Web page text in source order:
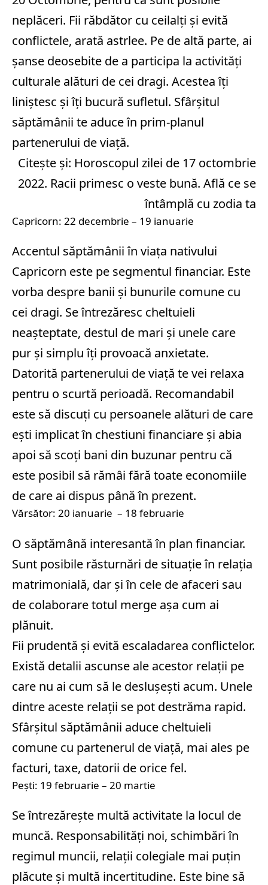
neplăceri. Fii răbdător cu ceilalți și evită
conflictele, arată astrlee. Pe de altă parte, ai
șanse deosebite de a participa la activități
culturale alături de cei dragi. Acestea îți
liniștesc și îți bucură sufletul. Sfârșitul
săptămânii te aduce în prim-planul
partenerului de viață.
Citește și: Horoscopul zilei de 17 octombrie
2022. Racii primesc o veste bună. Află ce se
întâmplă cu zodia ta
Capricorn: 22 decembrie – 19 ianuarie
Accentul săptămânii în viața nativului
Capricorn este pe segmentul financiar. Este
vorba despre banii și bunurile comune cu
cei dragi. Se întrezăresc cheltuieli
neașteptate, destul de mari și unele care
pur și simplu îți provoacă anxietate.
Datorită partenerului de viață te vei relaxa
pentru o scurtă perioadă. Recomandabil
este să discuți cu persoanele alături de care
ești implicat în chestiuni financiare și abia
apoi să scoți bani din buzunar pentru că
este posibil să rămâi fără toate economiile
de care ai dispus până în prezent.
Vărsător: 20 ianuarie – 18 februarie
O săptămână interesantă în plan financiar.
Sunt posibile răsturnări de situație în relația
matrimonială, dar și în cele de afaceri sau
de colaborare totul merge așa cum ai
plănuit.
Fii prudentă și evită escaladarea conflictelor.
Există detalii ascunse ale acestor relații pe
care nu ai cum să le deslușești acum. Unele
dintre aceste relații se pot destrăma rapid.
Sfârșitul săptămânii aduce cheltuieli
comune cu partenerul de viață, mai ales pe
facturi, taxe, datorii de orice fel.
Pești: 19 februarie – 20 martie
Se întrezărește multă activitate la locul de
muncă. Responsabilități noi, schimbări în
regimul muncii, relații colegiale mai puțin
plăcute și multă incertitudine. Este bine să